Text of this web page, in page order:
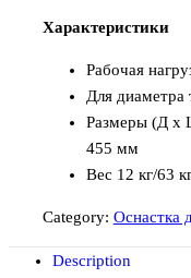
Характеристики
Рабочая
Для
Размеры (Д x
455 мм
Вес 12 кг/63
Category: Оснастка
Description